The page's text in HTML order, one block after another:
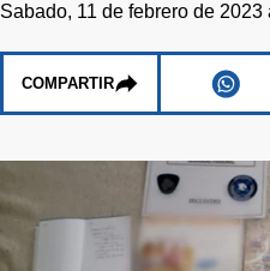
Sabado, 11 de febrero de 2023
COMPARTIR